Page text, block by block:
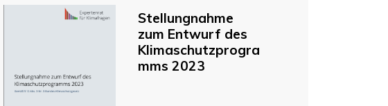
Stellungnahme
zum Entwurf des
Klimaschutzprogra
mms 2023